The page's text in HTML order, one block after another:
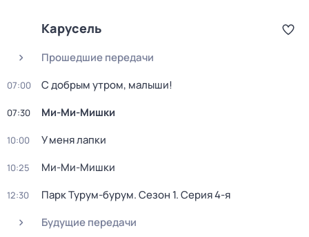
Карусель
Прошедшие передачи
07:00 С добрым утром, малыши!
07:30 Ми-Ми-Мишки
10:00 У меня лапки
10:25 Ми-Ми-Мишки
12:30 Парк Турум-бурум. Сезон 1. Серия 4-я
Будущие передачи